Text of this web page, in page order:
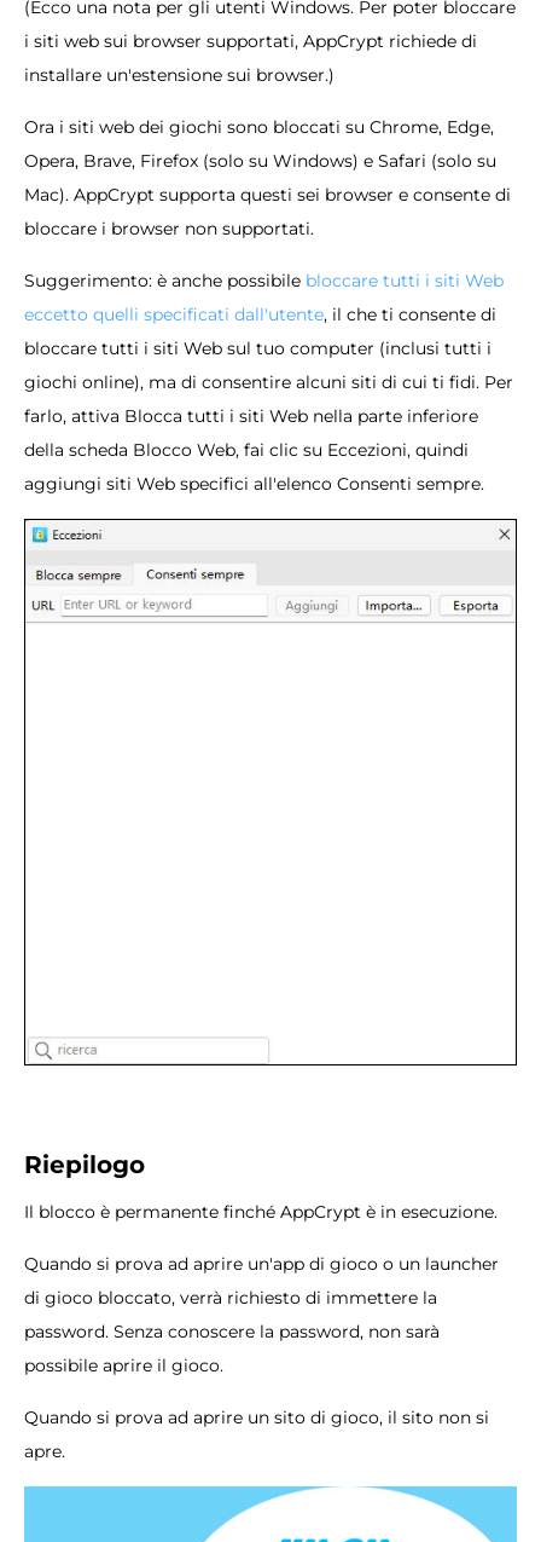
(Ecco una nota per gli utenti Windows. Per poter bloccare
i siti web sui browser supportati, AppCrypt richiede di
installare un'estensione sui browser.)
Ora i siti web dei giochi sono bloccati su Chrome, Edge,
Opera, Brave, Firefox (solo su Windows) e Safari (solo su
Mac). AppCrypt supporta questi sei browser e consente di
bloccare i browser non supportati.
Suggerimento: è anche possibile bloccare tutti i siti Web
eccetto quelli specificati dall'utente, il che ti consente di
bloccare tutti i siti Web sul tuo computer (inclusi tutti i
giochi online), ma di consentire alcuni siti di cui ti fidi. Per
farlo, attiva Blocca tutti i siti Web nella parte inferiore
della scheda Blocco Web, fai clic su Eccezioni, quindi
aggiungi siti Web specifici all'elenco Consenti sempre.
Riepilogo
Il blocco è permanente finché AppCrypt è in esecuzione.
Quando si prova ad aprire un'app di gioco o un launcher
di gioco bloccato, verrà richiesto di immettere la
password. Senza conoscere la password, non sarà
possibile aprire il gioco.
Quando si prova ad aprire un sito di gioco, il sito non si
apre.